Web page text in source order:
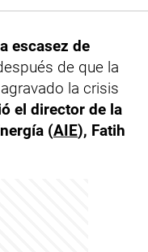
escasez de
de que la
la crisis
el director de la
(AIE), Fatih